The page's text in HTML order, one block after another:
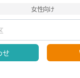
女性向け
せ